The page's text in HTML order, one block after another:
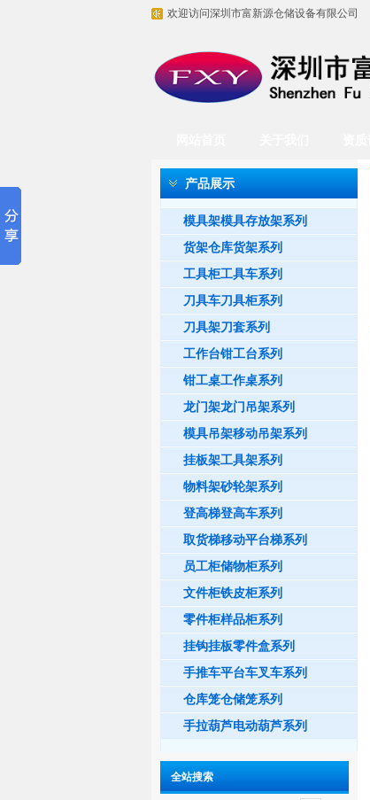
欢迎访问深圳市富新源仓储设备有限公司
产品展示
模具架模具存放架系列
货架仓库货架系列
工具柜工具车系列
刀具车刀具柜系列
刀具架刀套系列
工作台钳工台系列
钳工桌工作桌系列
龙门架龙门吊架系列
模具吊架移动吊架系列
挂板架工具架系列
物料架砂轮架系列
登高梯登高车系列
取货梯移动平台梯系列
员工柜储物柜系列
文件柜铁皮柜系列
零件柜样品柜系列
挂钩挂板零件盒系列
手推车平台车叉车系列
仓库笼仓储笼系列
手拉葫芦电动葫芦系列
全站搜索